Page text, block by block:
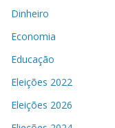
Dinheiro
Economia
Educação
Eleições 2022
Eleições 2026